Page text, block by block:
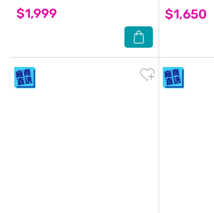
$1,999 $1,650